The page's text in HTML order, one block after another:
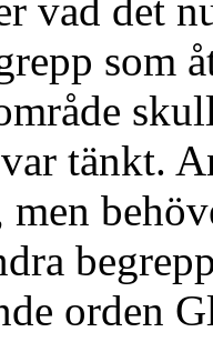
vad det
som
tänkt.
orden